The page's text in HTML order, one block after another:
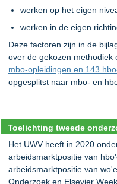
werken op het eigen
werken in de eigen
Deze factoren zijn in de
over de gekozen methodiek
mbo-opleidingen en 143
opgesplitst naar mbo- en
Toelichting tweede
Het UWV heeft in 2020
arbeidsmarktpositie van
arbeidsmarktpositie van
Onderzoek en Elsevier